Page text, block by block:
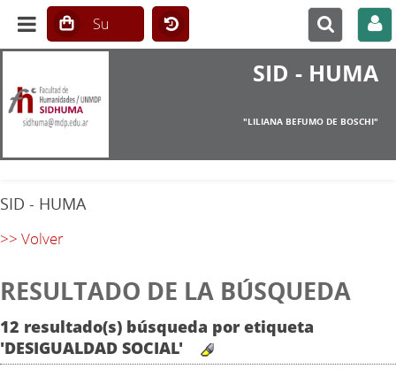
SID - HUMA
"LILIANA BEFUMO DE BOSCHI"
SID - HUMA
>> Volver
RESULTADO DE LA BÚSQUEDA
12 resultado(s) búsqueda por etiqueta
'DESIGUALDAD SOCIAL'